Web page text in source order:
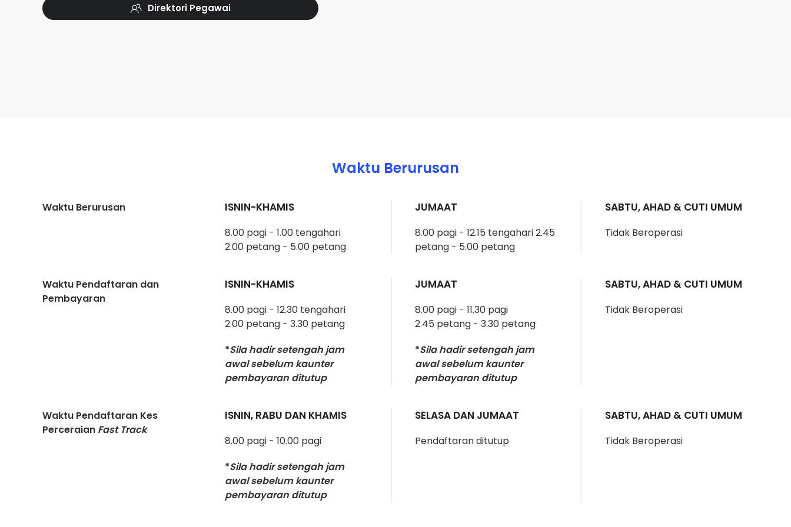
Direktori Pegawai
Waktu Berurusan
Waktu Berurusan ISNIN-KHAMIS
8.00 pagi - 1.00 tengahari
2.00 petang - 5.00 petang
JUMAAT
8.00 pagi - 12.15 tengahari 2.45
petang - 5.00 petang
SABTU, AHAD & CUTI UMUM
Tidak Beroperasi
Waktu Pendaftaran dan
Pembayaran
ISNIN-KHAMIS
8.00 pagi - 12.30 tengahari
2.00 petang - 3.30 petang
*Sila hadir setengah jam
awal sebelum kaunter
pembayaran ditutup
JUMAAT
8.00 pagi - 11.30 pagi
2.45 petang - 3.30 petang
*Sila hadir setengah jam
awal sebelum kaunter
pembayaran ditutup
SABTU, AHAD & CUTI UMUM
Tidak Beroperasi
Waktu Pendaftaran Kes
Perceraian Fast Track
ISNIN, RABU DAN KHAMIS
8.00 pagi - 10.00 pagi
*Sila hadir setengah jam
awal sebelum kaunter
pembayaran ditutup
SELASA DAN JUMAAT
Pendaftaran ditutup
SABTU, AHAD & CUTI UMUM
Tidak Beroperasi